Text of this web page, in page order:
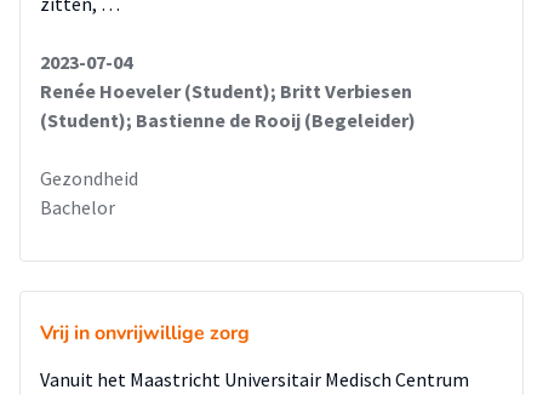
2023-07-04
Renée Hoeveler (Student); Britt Verbiesen
(Student); Bastienne de Rooij (Begeleider)
Gezondheid
Bachelor
Vrij in onvrijwillige zorg
Vanuit het Maastricht Universitair Medisch Centrum